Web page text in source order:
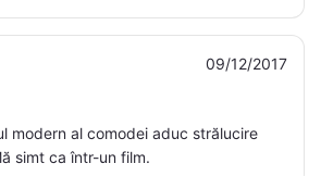
09/12/2017
modern al comodei aduc strălucire
simt ca într-un film.